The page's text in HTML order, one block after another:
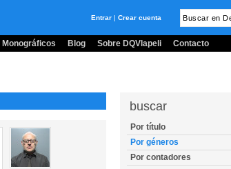
Entrar | Crear cuenta
Monográficos Blog Sobre DQVlapeli Contacto
buscar
Por título
Por géneros
Por contadores